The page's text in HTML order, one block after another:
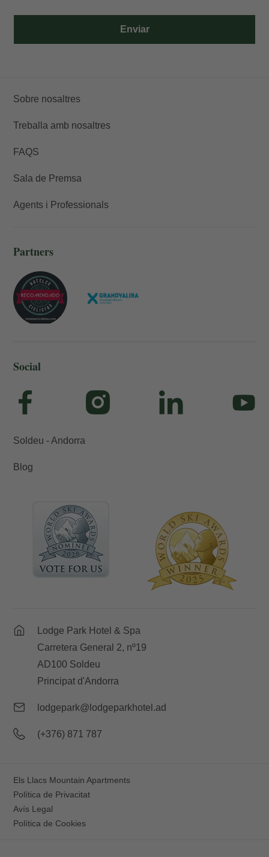
Enviar
Sobre nosaltres
Treballa amb nosaltres
FAQS
Sala de Premsa
Agents i Professionals
Partners
Social
Soldeu - Andorra
Blog
Lodge Park Hotel & Spa
Carretera General 2, nº19
AD100 Soldeu
Principat d'Andorra
lodgepark@lodgeparkhotel.ad
(+376) 871 787
Els Llacs Mountain Apartments
Política de Privacitat
Avís Legal
Política de Cookies